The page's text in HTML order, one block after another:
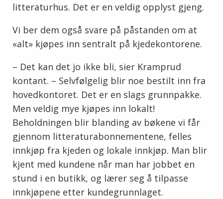
litteraturhus. Det er en veldig opplyst gjeng.
Vi ber dem også svare på påstanden om at
«alt» kjøpes inn sentralt på kjedekontorene.
– Det kan det jo ikke bli, sier Kramprud
kontant. – Selvfølgelig blir noe bestilt inn fra
hovedkontoret. Det er en slags grunnpakke.
Men veldig mye kjøpes inn lokalt!
Beholdningen blir blanding av bøkene vi får
gjennom litteraturabonnementene, felles
innkjøp fra kjeden og lokale innkjøp. Man blir
kjent med kundene når man har jobbet en
stund i en butikk, og lærer seg å tilpasse
innkjøpene etter kundegrunnlaget.